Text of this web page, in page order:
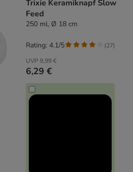
Trixie Keramiknapf Slow
Feed
250 ml, Ø 18 cm
UVP 9,99 €
6,29 €
Rating: 4.1/5 (27)